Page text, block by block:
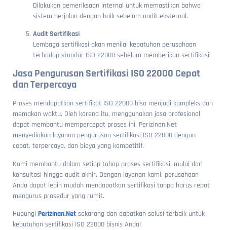
Dilakukan pemeriksaan internal untuk memastikan bahwa
sistem berjalan dengan baik sebelum audit eksternal.
Audit Sertifikasi
Lembaga sertifikasi akan menilai kepatuhan perusahaan
terhadap standar ISO 22000 sebelum memberikan sertifikasi.
Jasa Pengurusan Sertifikasi ISO 22000 Cepat
dan Terpercaya
Proses mendapatkan sertifikat ISO 22000 bisa menjadi kompleks dan
memakan waktu. Oleh karena itu, menggunakan jasa profesional
dapat membantu mempercepat proses ini. Perizinan.Net
menyediakan layanan pengurusan sertifikasi ISO 22000 dengan
cepat, terpercaya, dan biaya yang kompetitif.
Kami membantu dalam setiap tahap proses sertifikasi, mulai dari
konsultasi hingga audit akhir. Dengan layanan kami, perusahaan
Anda dapat lebih mudah mendapatkan sertifikasi tanpa harus repot
mengurus prosedur yang rumit.
Hubungi Perizinan.Net sekarang dan dapatkan solusi terbaik untuk
kebutuhan sertifikasi ISO 22000 bisnis Anda!